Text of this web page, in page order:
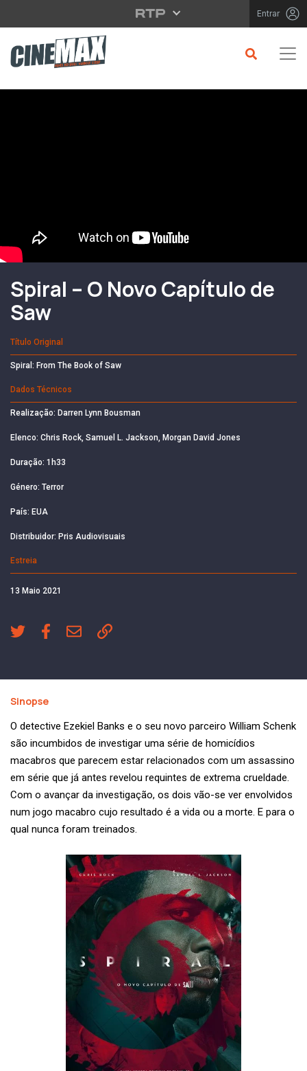
Saltar para o conteúdo principal Entrar
Filme em Cartaz
Spiral – O Novo Capítulo de
Saw
Título Original
Spiral: From The Book of Saw
Dados Técnicos
Realização: Darren Lynn Bousman
Elenco: Chris Rock, Samuel L. Jackson, Morgan David Jones
Duração: 1h33
Género: Terror
País: EUA
Distribuidor: Pris Audiovisuais
Estreia
13 Maio 2021
Sinopse
O detective Ezekiel Banks e o seu novo parceiro William Schenk
são incumbidos de investigar uma série de homicídios
macabros que parecem estar relacionados com um assassino
em série que já antes revelou requintes de extrema crueldade.
Com o avançar da investigação, os dois vão-se ver envolvidos
num jogo macabro cujo resultado é a vida ou a morte. E para o
qual nunca foram treinados.